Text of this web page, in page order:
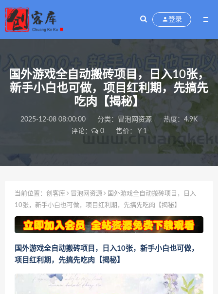
登录
国外游戏全自动搬砖项目，日入10张，
新手小白也可做，项目红利期，先搞先
吃肉【揭秘】
2025-12-08 08:00:00 分类： 冒泡网资源
热度：4.9K
评论：
0 售价：￥1
当前位置： 创客库 冒泡网资源
国外游戏全自动搬砖项目，日入
10张，新手小白也可做，项目红利期，先搞先吃肉【揭秘】
国外游戏全自动搬砖项目，日入10张，新手小白也可做，
项目红利期，先搞先吃肉【揭秘】